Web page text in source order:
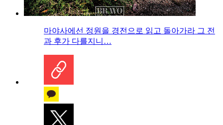
마야사에선 정원을 경전으로 읽고 돌아가라 그 전
과 후가 다를지니…